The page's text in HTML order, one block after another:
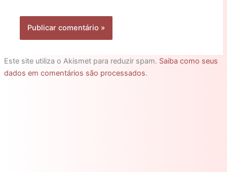
Este site utiliza o Akismet para reduzir spam. Saiba como seus
dados em comentários são processados.